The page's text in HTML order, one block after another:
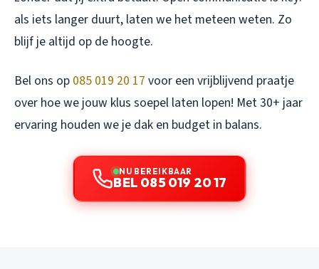
als iets langer duurt, laten we het meteen weten. Zo
blijf je altijd op de hoogte.
Bel ons op 085 019 20 17 voor een vrijblijvend praatje
over hoe we jouw klus soepel laten lopen! Met 30+ jaar
ervaring houden we je dak en budget in balans.
NU BEREIKBAAR
BEL 085 019 20 17